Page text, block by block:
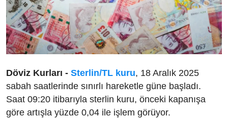
Döviz Kurları - Sterlin/TL kuru, 18 Aralık 2025
sabah saatlerinde sınırlı hareketle güne başladı.
Saat 09:20 itibarıyla sterlin kuru, önceki kapanışa
göre artışla yüzde 0,04 ile işlem görüyor.